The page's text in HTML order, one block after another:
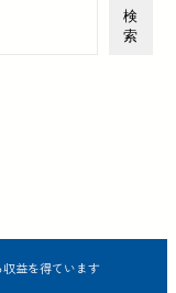
検
索
益を得ています